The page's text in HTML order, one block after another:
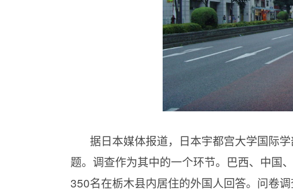
据日本媒体报道，日本宇都宫大学国际
题。调查作为其中的一个环节。巴西、中国
350名在栃木县内居住的外国人回答。问卷调